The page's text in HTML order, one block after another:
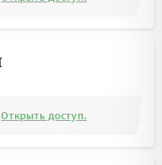
Открыть доступ.